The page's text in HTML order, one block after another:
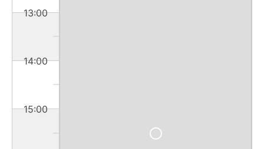
13:00
14:00
15:00